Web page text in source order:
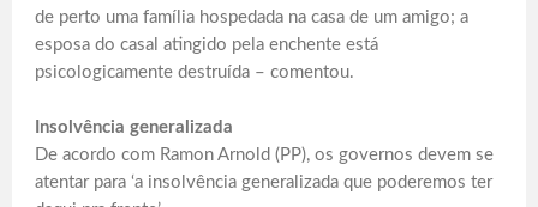
de perto uma família hospedada na casa de um amigo; a
esposa do casal atingido pela enchente está
psicologicamente destruída – comentou.
Insolvência generalizada
De acordo com Ramon Arnold (PP), os governos devem se
atentar para ‘a insolvência generalizada que poderemos ter